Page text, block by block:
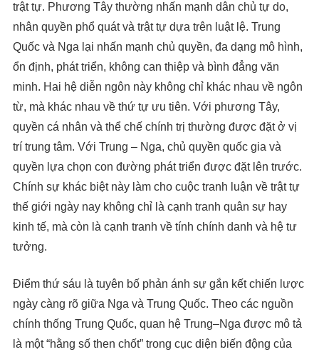
trật tự. Phương Tây thường nhấn mạnh dân chủ tự do,
nhân quyền phổ quát và trật tự dựa trên luật lệ. Trung
Quốc và Nga lại nhấn mạnh chủ quyền, đa dạng mô hình,
ổn định, phát triển, không can thiệp và bình đẳng văn
minh. Hai hệ diễn ngôn này không chỉ khác nhau về ngôn
từ, mà khác nhau về thứ tự ưu tiên. Với phương Tây,
quyền cá nhân và thể chế chính trị thường được đặt ở vị
trí trung tâm. Với Trung – Nga, chủ quyền quốc gia và
quyền lựa chọn con đường phát triển được đặt lên trước.
Chính sự khác biệt này làm cho cuộc tranh luận về trật tự
thế giới ngày nay không chỉ là cạnh tranh quân sự hay
kinh tế, mà còn là cạnh tranh về tính chính danh và hệ tư
tưởng.
Điểm thứ sáu là tuyên bố phản ánh sự gắn kết chiến lược
ngày càng rõ giữa Nga và Trung Quốc. Theo các nguồn
chính thống Trung Quốc, quan hệ Trung–Nga được mô tả
là một “hằng số then chốt” trong cục diện biến động của